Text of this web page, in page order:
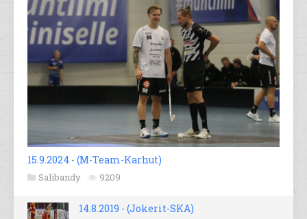
15.9.2024 - (M-Team-Karhut)
Salibandy 9209
14.8.2019 - (Jokerit-SKA)